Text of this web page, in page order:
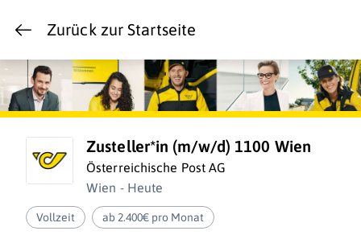
Zurück zur Startseite
Zusteller*in (m/w/d) 1100 Wien
Österreichische Post AG
Wien - Heute
Vollzeit ab 2.400€ pro Monat